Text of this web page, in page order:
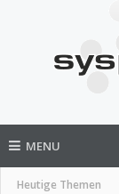
MENU
Heutige Themen